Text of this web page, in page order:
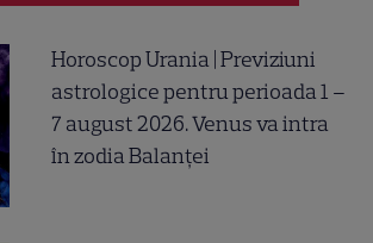
Horoscop Urania | Previziuni
astrologice pentru perioada 1 –
7 august 2026. Venus va intra
în zodia Balanței